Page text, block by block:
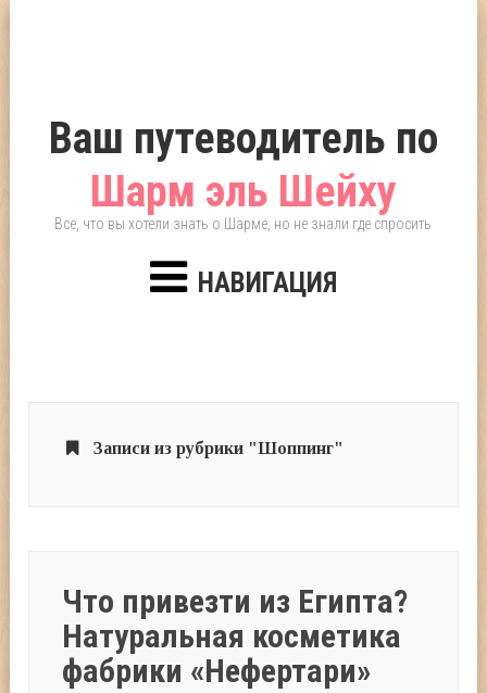
Ваш путеводитель по
Шарм эль Шейху
Все, что вы хотели знать о Шарме, но не знали где спросить
НАВИГАЦИЯ
Записи из рубрики "Шоппинг"
Что привезти из Египта?
Натуральная косметика
фабрики «Нефертари»